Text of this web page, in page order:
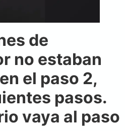
de
no estaban
el paso 2,
pasos.
vaya al paso